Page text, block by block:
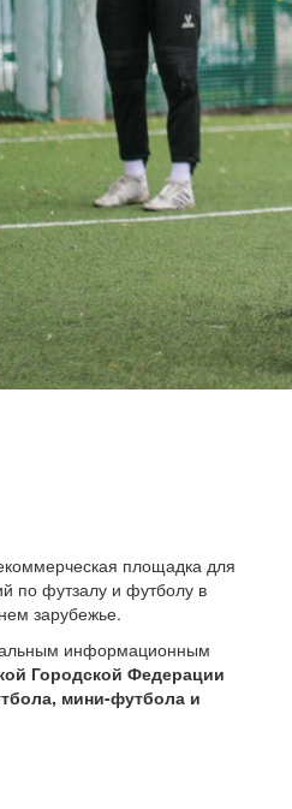
площадка для
по футзалу и футболу в
зарубежье.
информационным
Городской Федерации
мини-футбола и